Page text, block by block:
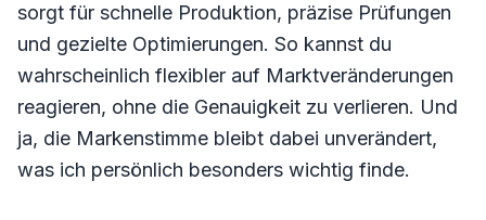
sorgt für schnelle Produktion, präzise Prüfungen
und gezielte Optimierungen. So kannst du
wahrscheinlich flexibler auf Marktveränderungen
reagieren, ohne die Genauigkeit zu verlieren. Und
ja, die Markenstimme bleibt dabei unverändert,
was ich persönlich besonders wichtig finde.